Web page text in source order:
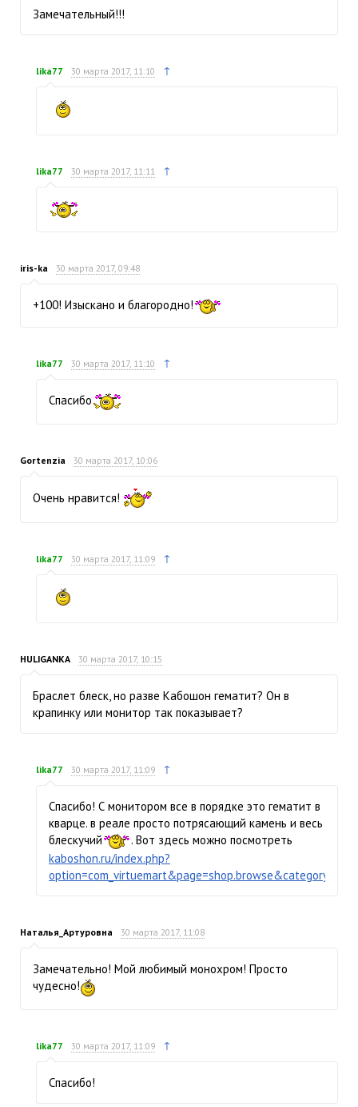
Замечательный!!!
lika77 30 марта 2017, 11:10 ↑
lika77 30 марта 2017, 11:11 ↑
iris-ka 30 марта 2017, 09:48
+100! Изыскано и благородно!
lika77 30 марта 2017, 11:10 ↑
Спасибо
Gortenzia 30 марта 2017, 10:06
Очень нравится!
lika77 30 марта 2017, 11:09 ↑
HULIGANKA 30 марта 2017, 10:15
Браслет блеск, но разве Кабошон гематит? Он в
крапинку или монитор так показывает?
lika77 30 марта 2017, 11:09 ↑
Спасибо! С монитором все в порядке это гематит в
кварце. в реале просто потрясающий камень и весь
блескучий
. Вот здесь можно посмотреть
kaboshon.ru/index.php?
Наталья_Артуровна 30 марта 2017, 11:08
Замечательно! Мой любимый монохром! Просто
чудесно!
lika77 30 марта 2017, 11:09 ↑
Спасибо!